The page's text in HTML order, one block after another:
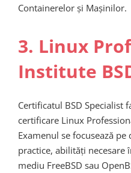
Containerelor și Mașinilor.
3. Linux
Institute
Certificatul BSD Specialist
certificare Linux
Examenul se focusează
practice, abilități necesare
mediu FreeBSD sau